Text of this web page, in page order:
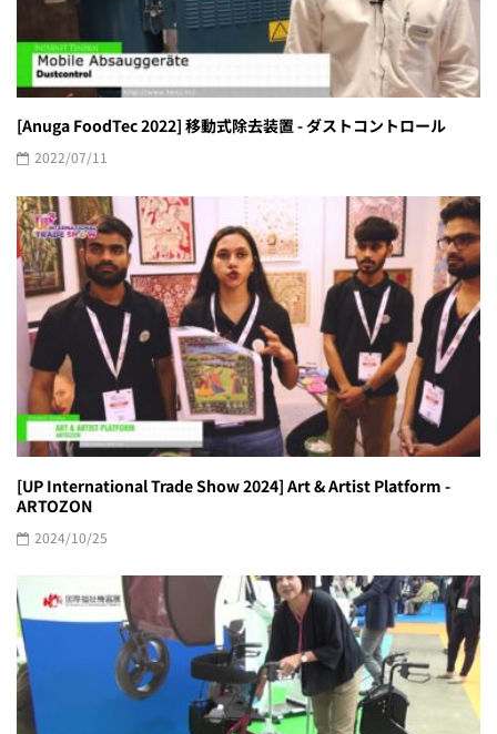
[Anuga FoodTec 2022] 移動式除去装置 - ダストコントロール
2022/07/11
[UP International Trade Show 2024] Art & Artist Platform -
ARTOZON
2024/10/25